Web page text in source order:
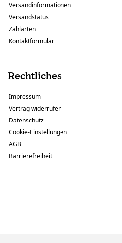
Versandinformationen
Versandstatus
Zahlarten
Kontaktformular
Rechtliches
Impressum
Vertrag widerrufen
Datenschutz
Cookie-Einstellungen
AGB
Barrierefreiheit